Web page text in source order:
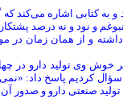
کتابی اشاره می‌کند
و نود و نه درصد
و از همان زمان در
خوش وی تولید دارو در
سؤال کردیم پاسخ داد:
صنعتی دارو و صدور